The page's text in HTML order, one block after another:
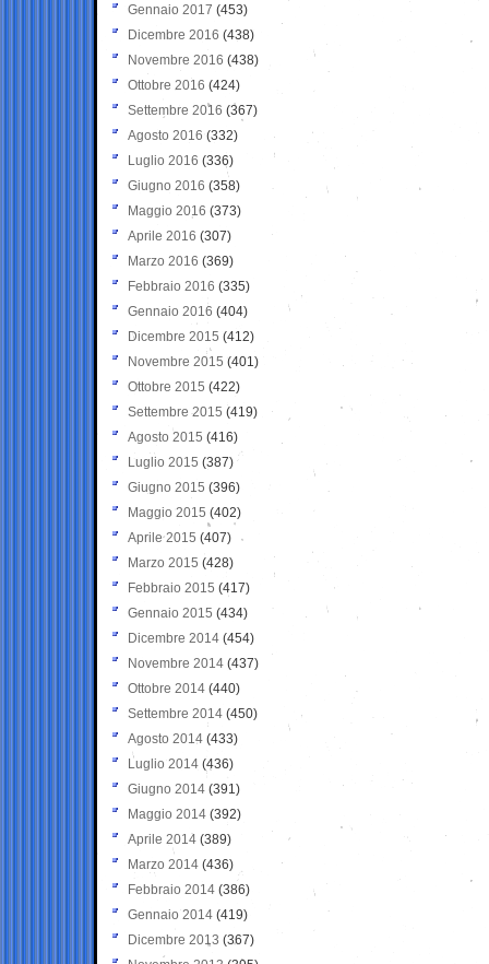
Gennaio 2017 (453)
Dicembre 2016 (438)
Novembre 2016 (438)
Ottobre 2016 (424)
Settembre 2016 (367)
Agosto 2016 (332)
Luglio 2016 (336)
Giugno 2016 (358)
Maggio 2016 (373)
Aprile 2016 (307)
Marzo 2016 (369)
Febbraio 2016 (335)
Gennaio 2016 (404)
Dicembre 2015 (412)
Novembre 2015 (401)
Ottobre 2015 (422)
Settembre 2015 (419)
Agosto 2015 (416)
Luglio 2015 (387)
Giugno 2015 (396)
Maggio 2015 (402)
Aprile 2015 (407)
Marzo 2015 (428)
Febbraio 2015 (417)
Gennaio 2015 (434)
Dicembre 2014 (454)
Novembre 2014 (437)
Ottobre 2014 (440)
Settembre 2014 (450)
Agosto 2014 (433)
Luglio 2014 (436)
Giugno 2014 (391)
Maggio 2014 (392)
Aprile 2014 (389)
Marzo 2014 (436)
Febbraio 2014 (386)
Gennaio 2014 (419)
Dicembre 2013 (367)